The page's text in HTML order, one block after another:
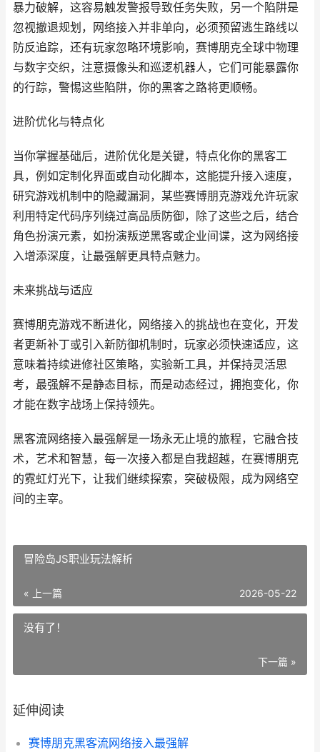
暴力破解，这容易触发警报导致任务失败，另一个陷阱是
忽视撤退规划，网络接入并非单向，必须预留逃生路线以
防反追踪，还有玩家忽略环境影响，赛博朋克全球中物理
与数字交织，注意摄像头和巡逻机器人，它们可能暴露你
的行踪，警惕这些陷阱，你的黑客之路将更顺畅。
进阶优化与特点化
当你掌握基础后，进阶优化是关键，特点化你的黑客工
具，例如定制化界面或自动化脚本，这能提升接入速度，
研究游戏机制中的隐藏漏洞，某些赛博朋克游戏允许玩家
利用特定代码序列绕过高品质防御，除了这些之后，结合
角色扮演元素，如扮演叛逆黑客或企业间谍，这为网络接
入增添深度，让最强解更具特点魅力。
未来挑战与适应
赛博朋克游戏不断进化，网络接入的挑战也在变化，开发
者更新补丁或引入新防御机制时，玩家必须快速适应，这
意味着持续进修社区策略，实验新工具，并保持灵活思
考，最强解不是静态目标，而是动态经过，拥抱变化，你
才能在数字战场上保持领先。
黑客流网络接入最强解是一场永无止境的旅程，它融合技
术，艺术和智慧，每一次接入都是自我超越，在赛博朋克
的霓虹灯光下，让我们继续探索，突破极限，成为网络空
间的主宰。
冒险岛JS职业玩法解析
« 上一篇 2026-05-22
没有了！
下一篇 »
延伸阅读
赛博朋克黑客流网络接入最强解